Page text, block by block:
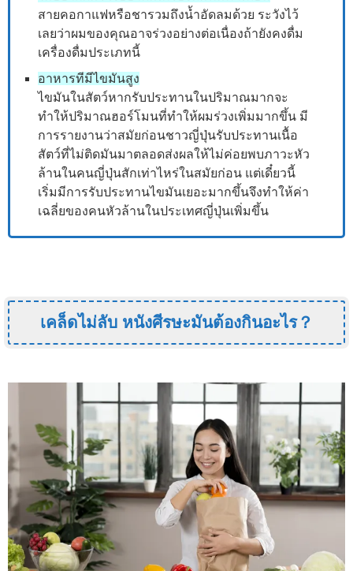
สายคอกาแฟหรือชารวมถึงน้ำอัดลมด้วย ระวังไว้
เลยว่าผมของคุณอาจร่วงอย่างต่อเนื่องถ้ายังคงดื่ม
เครื่องดื่มประเภทนี้
อาหารทีมีไขมันสูง
ไขมันในสัตว์หากรับประทานในปริมาณมากจะ
ทำให้ปริมาณฮอร์โมนที่ทำให้ผมร่วงเพิ่มมากขึ้น มี
การรายงานว่าสมัยก่อนชาวญี่ปุ่นรับประทานเนื้อ
สัตว์ที่ไม่ติดมันมาตลอดส่งผลให้ไม่ค่อยพบภาวะหัว
ล้านในคนญี่ปุ่นสักเท่าไหร่ในสมัยก่อน แต่เดี๋ยวนี้
เริ่มมีการรับประทานไขมันเยอะมากขึ้นจึงทำให้ค่า
เฉลี่ยของคนหัวล้านในประเทศญี่ปุ่นเพิ่มขึ้น
เคล็ดไม่ลับ หนังศีรษะมันต้องกินอะไร？